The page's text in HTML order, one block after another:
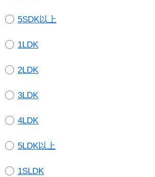
5SDK以上
1LDK
2LDK
3LDK
4LDK
5LDK以上
1SLDK